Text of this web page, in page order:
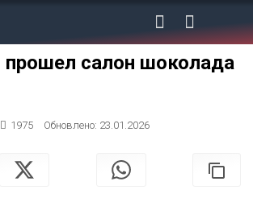
прошел салон шоколада
1975 Обновлено: 23.01.2026